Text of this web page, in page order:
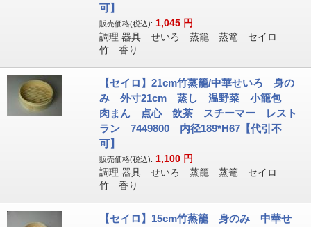
可】
販売価格(税込): 1,045 円
調理 器具 せいろ 蒸籠 蒸篭 セイロ
竹 香り
【セイロ】21cm竹蒸籠/中華せいろ 身の
み 外寸21cm 蒸し 温野菜 小籠包
肉まん 点心 飲茶 スチーマー レスト
ラン 7449800 内径189*H67【代引不
可】
販売価格(税込): 1,100 円
調理 器具 せいろ 蒸籠 蒸篭 セイロ
竹 香り
【セイロ】15cm竹蒸籠 身のみ 中華せ